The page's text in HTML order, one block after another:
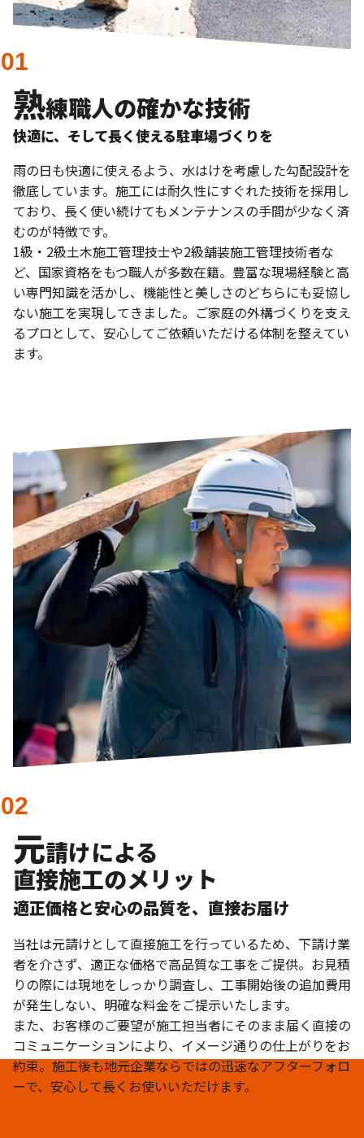
熟練職人の確かな技術
快適に、そして長く使える駐車場づくりを
雨の日も快適に使えるよう、水はけを考慮した勾配設計を
徹底しています。施工には耐久性にすぐれた技術を採用し
ており、長く使い続けてもメンテナンスの手間が少なく済
むのが特徴です。
1級・2級土木施工管理技士や2級舗装施工管理技術者な
ど、国家資格をもつ職人が多数在籍。豊富な現場経験と高
い専門知識を活かし、機能性と美しさのどちらにも妥協し
ない施工を実現してきました。ご家庭の外構づくりを支え
るプロとして、安心してご依頼いただける体制を整えてい
ます。
元請けによる
直接施工のメリット
適正価格と安心の品質を、直接お届け
当社は元請けとして直接施工を行っているため、下請け業
者を介さず、適正な価格で高品質な工事をご提供。お見積
りの際には現地をしっかり調査し、工事開始後の追加費用
が発生しない、明確な料金をご提示いたします。
また、お客様のご要望が施工担当者にそのまま届く直接の
コミュニケーションにより、イメージ通りの仕上がりをお
約束。施工後も地元企業ならではの迅速なアフターフォロ
ーで、安心して長くお使いいただけます。